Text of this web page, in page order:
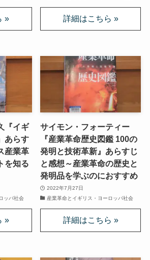
トラーの虐殺・ホロコースト
ロシア・ウクライナ戦争
ルワンダ虐殺の悲劇～冷戦後の国際
ルス研究
的な現象か
ス・エンゲルス伝記
ゲルス著作と関連作品
『イギ
あらす
産業革
を知る
ッパ社会
サイモン・フォーティー
『産業革命歴史図鑑 100の
発明と技術革新』あらすじ
と感想～産業革命の歴史と
発明品を学ぶのにおすすめ
2022年7月27日
産業革命とイギリス・ヨーロッパ社会